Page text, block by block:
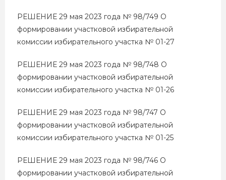
РЕШЕНИЕ 29 мая 2023 года № 98/749 О
формировании участковой избирательной
комиссии избирательного участка № 01-27
РЕШЕНИЕ 29 мая 2023 года № 98/748 О
формировании участковой избирательной
комиссии избирательного участка № 01-26
РЕШЕНИЕ 29 мая 2023 года № 98/747 О
формировании участковой избирательной
комиссии избирательного участка № 01-25
РЕШЕНИЕ 29 мая 2023 года № 98/746 О
формировании участковой избирательной